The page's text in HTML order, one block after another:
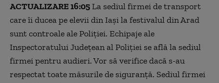
ACTUALIZARE 16:05La sediul firmei de transport
care îi ducea pe elevii din Iaşi la festivalul din Arad
sunt controale ale Poliţiei. Echipaje ale
Inspectoratului Județean al Poliției se află la sediul
firmei pentru audieri. Vor să verifice dacă s-au
respectat toate măsurile de siguranță. Sediul firmei